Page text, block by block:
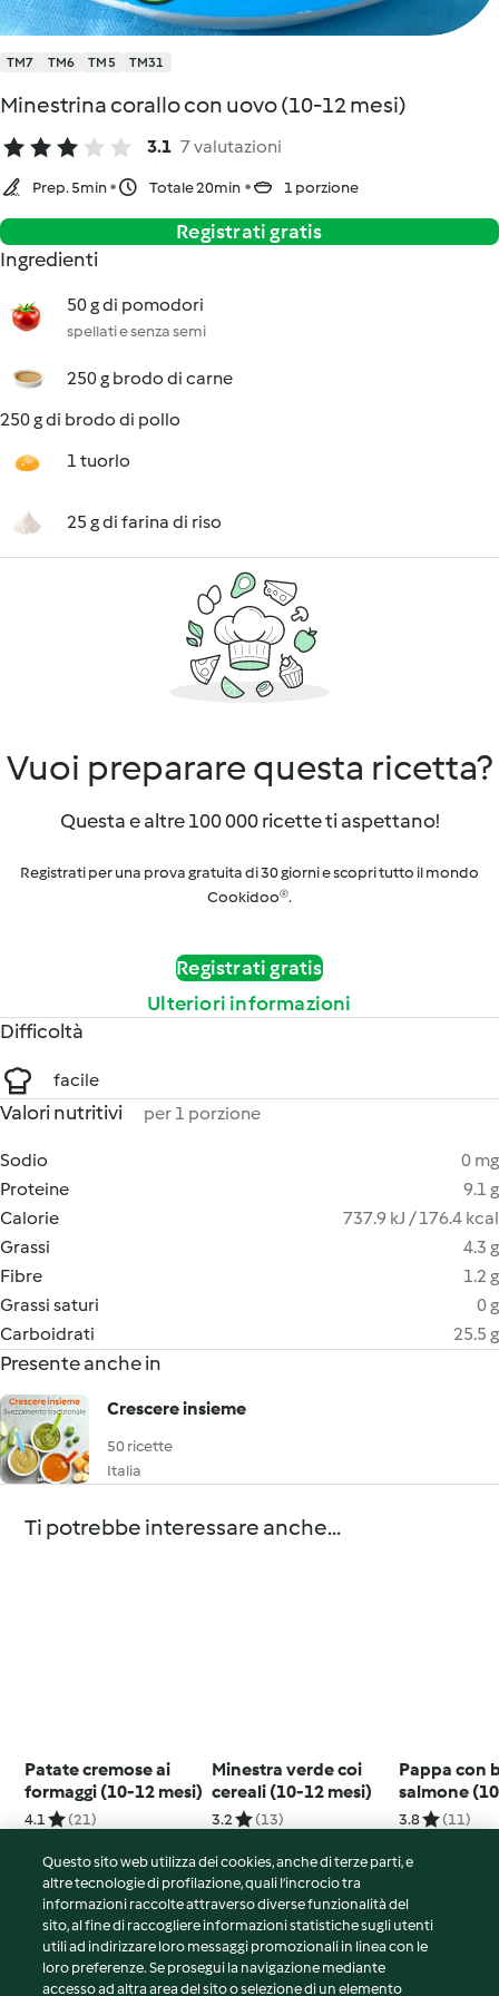
TM7 TM6 TM5 TM31
Minestrina corallo con uovo (10-12 mesi)
3.1 7 valutazioni
Prep. 5min Totale 20min 1 porzione
Registrati gratis
Ingredienti
50 g di pomodori
spellati e senza semi
250 g brodo di carne
250 g di brodo di pollo
1 tuorlo
25 g di farina di riso
Vuoi preparare questa ricetta?
Questa e altre 100 000 ricette ti aspettano!
Registrati per una prova gratuita di 30 giorni e scopri tutto il mondo
Cookidoo®.
Registrati gratis
Ulteriori informazioni
Difficoltà
facile
Valori nutritivi per 1 porzione
Sodio
0 mg
Proteine
9.1 g
Calorie
737.9 kJ / 176.4 kcal
Grassi
4.3 g
Fibre
1.2 g
Grassi saturi
0 g
Carboidrati
25.5 g
Presente anche in
Crescere insieme
50 ricette
Italia
Ti potrebbe interessare anche...
Patate cremose ai
formaggi (10-12 mesi)
4.1 (21)
Minestra verde coi
cereali (10-12 mesi)
3.2 (13)
Pappa con
salmone
3.8 (11)
© Copyright 2026
Termini del servizio
Questo sito web utilizza dei cookies, anche di terze parti, e
altre tecnologie di profilazione, quali l’incrocio tra
informazioni raccolte attraverso diverse funzionalità del
sito, al fine di raccogliere informazioni statistiche sugli utenti
utili ad indirizzare loro messaggi promozionali in linea con le
loro preferenze. Se prosegui la navigazione mediante
accesso ad altra area del sito o selezione di un elemento